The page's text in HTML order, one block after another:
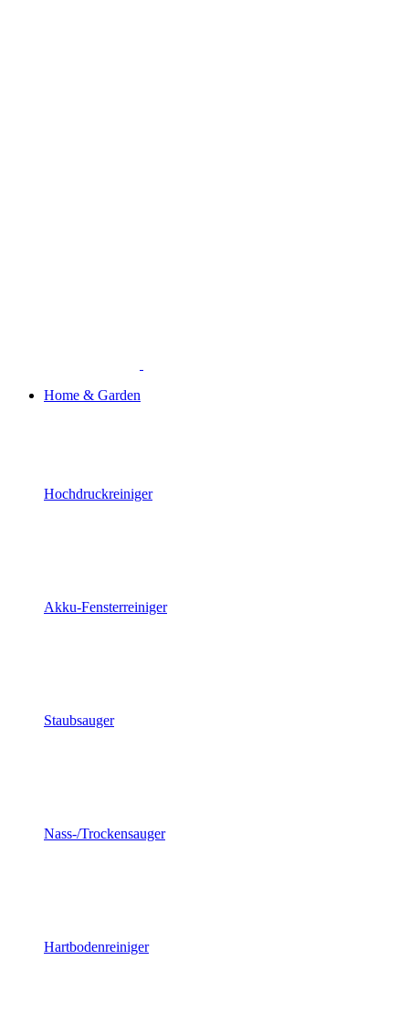
Home & Garden
Hochdruckreiniger
Akku-Fensterreiniger
Staubsauger
Nass-/Trockensauger
Hartbodenreiniger